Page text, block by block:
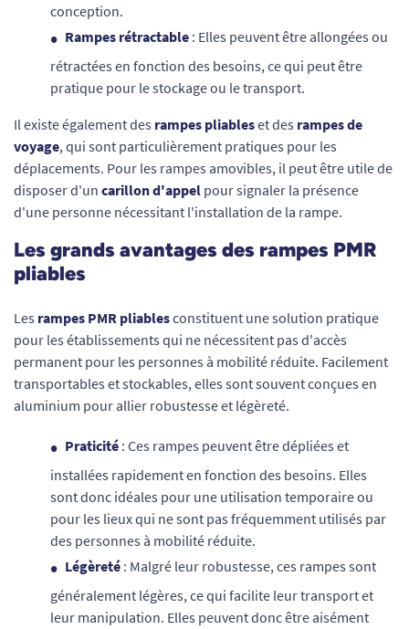
conception.
Rampes rétractable : Elles peuvent être allongées ou
rétractées en fonction des besoins, ce qui peut être
pratique pour le stockage ou le transport.
Il existe également des rampes pliableset des rampes de
voyage, qui sont particulièrement pratiques pour les
déplacements. Pour les rampes amovibles, il peut être utile de
disposer d'un carillon d'appel pour signaler la présence
d'une personne nécessitant l'installation de la rampe.
Les grands avantages des rampes PMR
pliables
Les rampes PMR pliablesconstituent une solution pratique
pour les établissements qui ne nécessitent pas d'accès
permanent pour les personnes à mobilité réduite. Facilement
transportables et stockables, elles sont souvent conçues en
aluminium pour allier robustesse et légèreté.
Praticité : Ces rampes peuvent être dépliées et
installées rapidement en fonction des besoins. Elles
sont donc idéales pour une utilisation temporaire ou
pour les lieux qui ne sont pas fréquemment utilisés par
des personnes à mobilité réduite.
Légèreté : Malgré leur robustesse, ces rampes sont
généralement légères, ce qui facilite leur transport et
leur manipulation. Elles peuvent donc être aisément